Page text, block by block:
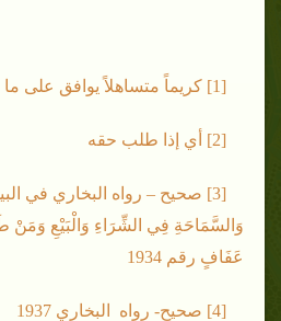
[1] كريماً متساهلاً يوافق على ما طُلب منه.
[2] أي إذا طلب حقه
[3] صحيح – رواه البخاري في
وَالسَّمَاحَةِ فِي الشِّرَاءِ وَالْبَيْعِ وَمَنْ
عَفَافٍ رقم 1934
[4] صحيح- رواه البخاري 1937